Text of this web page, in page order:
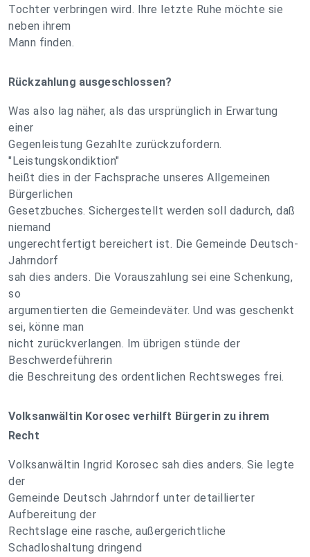
Tochter verbringen wird. Ihre letzte Ruhe möchte sie
neben ihrem
Mann finden.
Rückzahlung ausgeschlossen?
Was also lag näher, als das ursprünglich in Erwartung
einer
Gegenleistung Gezahlte zurückzufordern.
"Leistungskondiktion"
heißt dies in der Fachsprache unseres Allgemeinen
Bürgerlichen
Gesetzbuches. Sichergestellt werden soll dadurch, daß
niemand
ungerechtfertigt bereichert ist. Die Gemeinde Deutsch-
Jahrndorf
sah dies anders. Die Vorauszahlung sei eine Schenkung,
so
argumentierten die Gemeindeväter. Und was geschenkt
sei, könne man
nicht zurückverlangen. Im übrigen stünde der
Beschwerdeführerin
die Beschreitung des ordentlichen Rechtsweges frei.
Volksanwältin Korosec verhilft Bürgerin zu ihrem
Recht
Volksanwältin Ingrid Korosec sah dies anders. Sie legte
der
Gemeinde Deutsch Jahrndorf unter detaillierter
Aufbereitung der
Rechtslage eine rasche, außergerichtliche
Schadloshaltung dringend